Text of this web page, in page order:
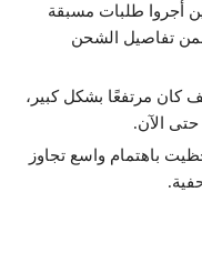
أجروا طلبات مسبقة
تفاصيل الشحن
كان مرتفعًا بشكل كبير،
الآن.
باهتمام واسع تجاوز